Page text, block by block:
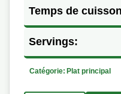
Temps de
Servings:
Catégorie: Plat principal